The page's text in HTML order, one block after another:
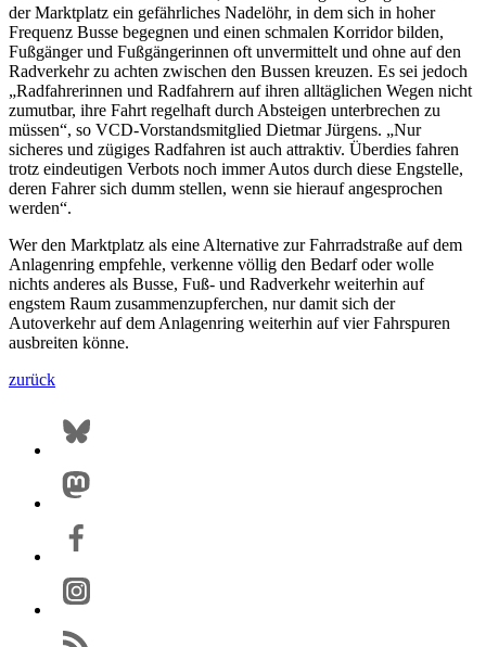
der Marktplatz ein gefährliches Nadelöhr, in dem sich in hoher
Frequenz Busse begegnen und einen schmalen Korridor bilden,
Fußgänger und Fußgängerinnen oft unvermittelt und ohne auf den
Radverkehr zu achten zwischen den Bussen kreuzen. Es sei jedoch
„Radfahrerinnen und Radfahrern auf ihren alltäglichen Wegen nicht
zumutbar, ihre Fahrt regelhaft durch Absteigen unterbrechen zu
müssen“, so VCD-Vorstandsmitglied Dietmar Jürgens. „Nur
sicheres und zügiges Radfahren ist auch attraktiv. Überdies fahren
trotz eindeutigen Verbots noch immer Autos durch diese Engstelle,
deren Fahrer sich dumm stellen, wenn sie hierauf angesprochen
werden“.
Wer den Marktplatz als eine Alternative zur Fahrradstraße auf dem
Anlagenring empfehle, verkenne völlig den Bedarf oder wolle
nichts anderes als Busse, Fuß- und Radverkehr weiterhin auf
engstem Raum zusammenzupferchen, nur damit sich der
Autoverkehr auf dem Anlagenring weiterhin auf vier Fahrspuren
ausbreiten könne.
zurück